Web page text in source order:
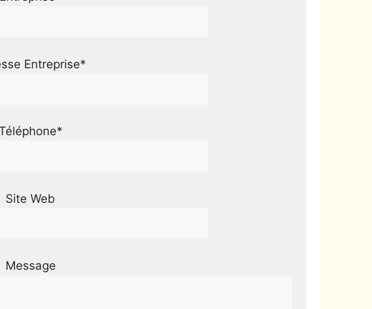
Entreprise*
Site Web
Message